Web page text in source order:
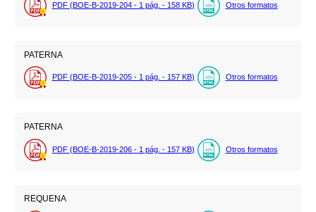
PDF (BOE-B-2019-204 - 1 pág. - 158 KB) Otros formatos
PATERNA
PDF (BOE-B-2019-205 - 1 pág. - 157 KB) Otros formatos
PATERNA
PDF (BOE-B-2019-206 - 1 pág. - 157 KB) Otros formatos
REQUENA